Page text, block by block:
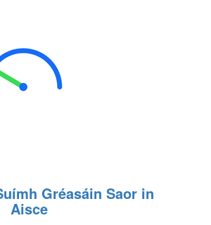
Gréasáin Saor in
Aisce